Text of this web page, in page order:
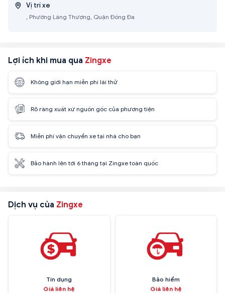
Vị trí xe
, Phường Láng Thượng, Quận Đống Đa
Lợi ích khi mua qua Zingxe
Không giới hạn miễn phí lái thử
Rõ ràng xuất xứ nguồn gốc của phương tiện
Miễn phí vận chuyển xe tại nhà cho bạn
Bảo hành lên tới 6 tháng tại Zingxe toàn quốc
Dịch vụ của Zingxe
Tín dụng
Giá liên hệ
Bảo hiểm
Giá liên hệ